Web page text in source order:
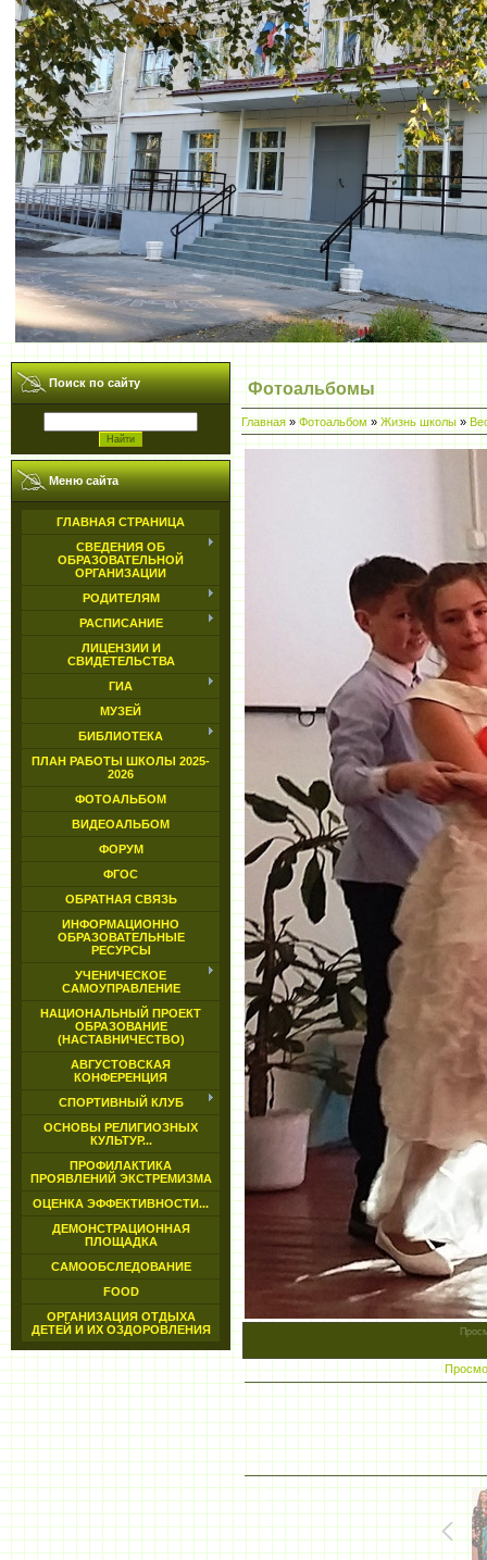
Поиск по сайту
Меню сайта
ГЛАВНАЯ СТРАНИЦА
СВЕДЕНИЯ ОБ
ОБРАЗОВАТЕЛЬНОЙ
ОРГАНИЗАЦИИ
РОДИТЕЛЯМ
РАСПИСАНИЕ
ЛИЦЕНЗИИ И
СВИДЕТЕЛЬСТВА
ГИА
МУЗЕЙ
БИБЛИОТЕКА
ПЛАН РАБОТЫ ШКОЛЫ 2025-
2026
ФОТОАЛЬБОМ
ВИДЕОАЛЬБОМ
ФОРУМ
ФГОС
ОБРАТНАЯ СВЯЗЬ
ИНФОРМАЦИОННО
ОБРАЗОВАТЕЛЬНЫЕ
РЕСУРСЫ
УЧЕНИЧЕСКОЕ
САМОУПРАВЛЕНИЕ
НАЦИОНАЛЬНЫЙ ПРОЕКТ
ОБРАЗОВАНИЕ
(НАСТАВНИЧЕСТВО)
АВГУСТОВСКАЯ
КОНФЕРЕНЦИЯ
СПОРТИВНЫЙ КЛУБ
ОСНОВЫ РЕЛИГИОЗНЫХ
КУЛЬТУР...
ПРОФИЛАКТИКА
ПРОЯВЛЕНИЙ ЭКСТРЕМИЗМА
ОЦЕНКА ЭФФЕКТИВНОСТИ...
ДЕМОНСТРАЦИОННАЯ
ПЛОЩАДКА
САМООБСЛЕДОВАНИЕ
FOOD
ОРГАНИЗАЦИЯ ОТДЫХА
ДЕТЕЙ И ИХ ОЗДОРОВЛЕНИЯ
Фотоальбомы
Главная»Фотоальбом»Жизнь школы»